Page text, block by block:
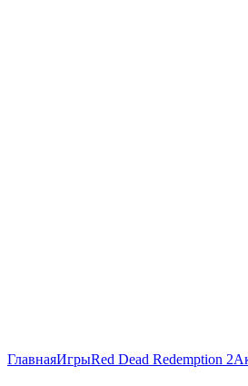
ГлавнаяИгрыRed Dead Redemption 2